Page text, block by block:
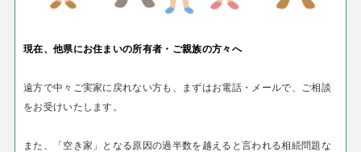
現在、他県にお住まいの所有者・ご親族の方々へ
遠方で中々ご実家に戻れない方も、まずはお電話・メールで、ご相談
をお受けいたします。
また、「空き家」となる原因の過半数を越えると言われる相続問題な